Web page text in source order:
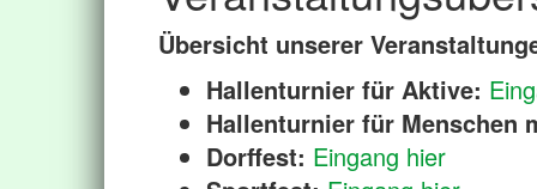
Übersicht unserer
Hallenturnier für Aktive:
Hallenturnier für Menschen
Dorffest: Eingang hier